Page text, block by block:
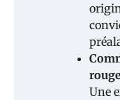
Une